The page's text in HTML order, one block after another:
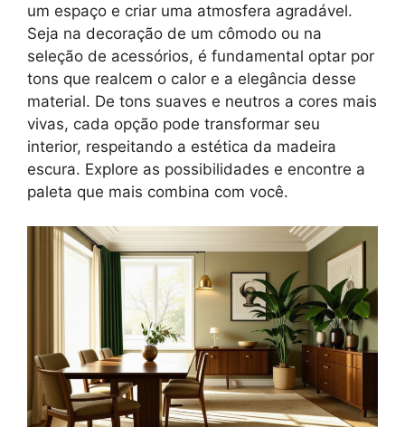
um espaço e criar uma atmosfera agradável.
Seja na decoração de um cômodo ou na
seleção de acessórios, é fundamental optar por
tons que realcem o calor e a elegância desse
material. De tons suaves e neutros a cores mais
vivas, cada opção pode transformar seu
interior, respeitando a estética da madeira
escura. Explore as possibilidades e encontre a
paleta que mais combina com você.